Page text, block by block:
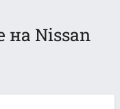
на Nissan